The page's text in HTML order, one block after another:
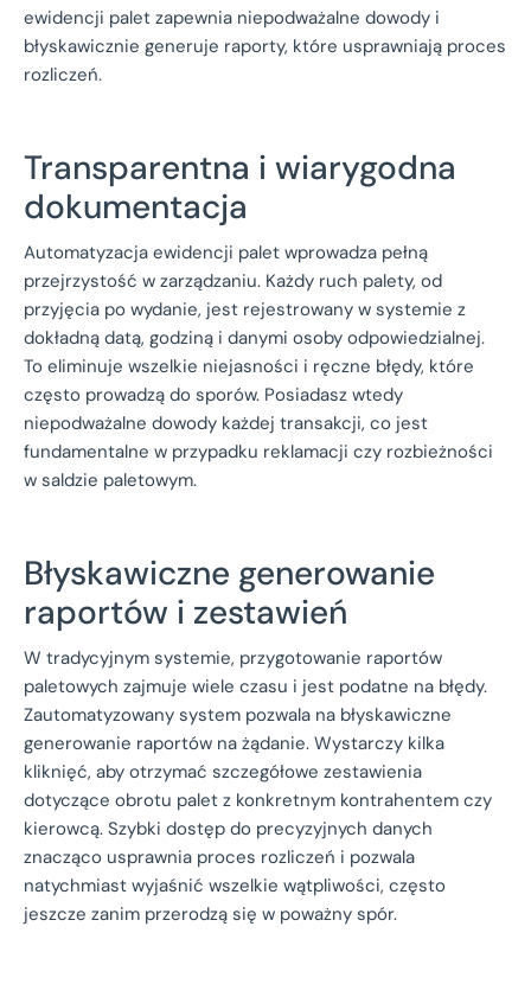
ewidencji palet zapewnia niepodważalne dowody i
błyskawicznie generuje raporty, które usprawniają proces
rozliczeń.
Transparentna i wiarygodna
dokumentacja
Automatyzacja ewidencji palet wprowadza pełną
przejrzystość w zarządzaniu. Każdy ruch palety, od
przyjęcia po wydanie, jest rejestrowany w systemie z
dokładną datą, godziną i danymi osoby odpowiedzialnej.
To eliminuje wszelkie niejasności i ręczne błędy, które
często prowadzą do sporów. Posiadasz wtedy
niepodważalne dowody każdej transakcji, co jest
fundamentalne w przypadku reklamacji czy rozbieżności
w saldzie paletowym.
Błyskawiczne generowanie
raportów i zestawień
W tradycyjnym systemie, przygotowanie raportów
paletowych zajmuje wiele czasu i jest podatne na błędy.
Zautomatyzowany system pozwala na błyskawiczne
generowanie raportów na żądanie. Wystarczy kilka
kliknięć, aby otrzymać szczegółowe zestawienia
dotyczące obrotu palet z konkretnym kontrahentem czy
kierowcą. Szybki dostęp do precyzyjnych danych
znacząco usprawnia proces rozliczeń i pozwala
natychmiast wyjaśnić wszelkie wątpliwości, często
jeszcze zanim przerodzą się w poważny spór.